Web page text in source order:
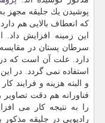
پوشیدن یك جلیقه مجهز
كه انعطاف بالایی هم
این زمینه افزایش
سرطان پستان در
دارد. علت آن است كه
استفاده نمی گردد. در
و البته هزینه و فرایند
فناورانه هم دقت
را به نتیجه كار می